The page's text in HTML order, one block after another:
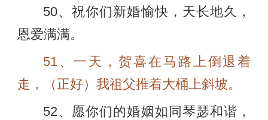
50、祝你们新婚愉快，天长地久，
恩爱满满。
51、一天，贺喜在马路上倒退着
走，（正好）我祖父推着大桶上斜坡。
52、愿你们的婚姻如同琴瑟和谐，